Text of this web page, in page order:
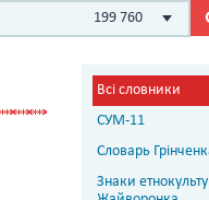
199 760
Всі словники
СУМ-11
Словарь
Знаки